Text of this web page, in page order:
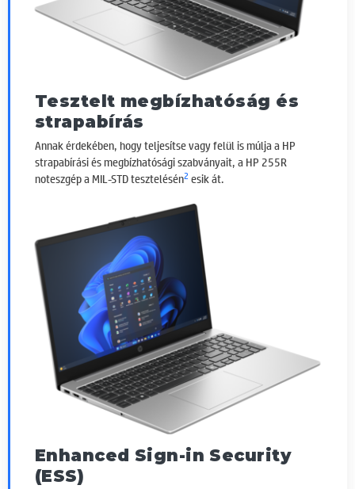
Tesztelt megbízhatóság és
strapabírás
Annak érdekében, hogy teljesítse vagy felül is múlja a HP
strapabírási és megbízhatósági szabványait, a HP 255R
noteszgép a MIL-STD tesztelésén2 esik át.
Enhanced Sign-in Security
(ESS)